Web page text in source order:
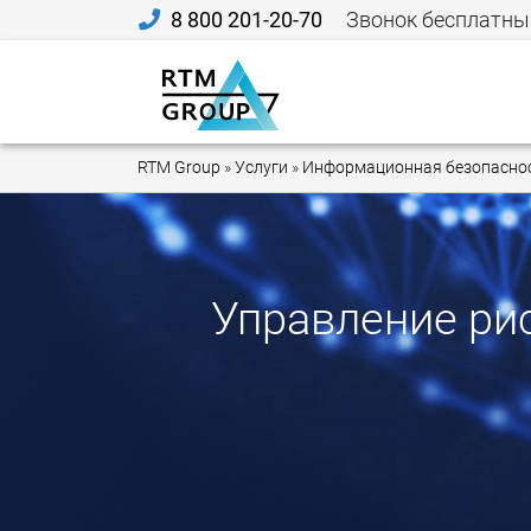
8 800 201-20-70 Звонок
RTM Group »Услуги » Информационная
Управление